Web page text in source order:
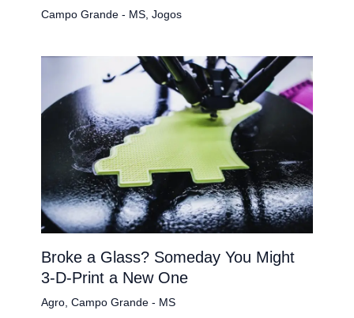
Campo Grande - MS, Jogos
Broke a Glass? Someday You Might
3-D-Print a New One
Agro, Campo Grande - MS